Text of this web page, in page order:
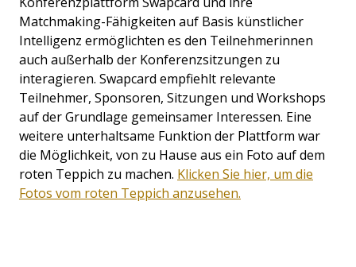
Matchmaking-Fähigkeiten auf Basis künstlicher
Intelligenz ermöglichten es den Teilnehmerinnen
auch außerhalb der Konferenzsitzungen zu
interagieren. Swapcard empfiehlt relevante
Teilnehmer, Sponsoren, Sitzungen und Workshops
auf der Grundlage gemeinsamer Interessen. Eine
weitere unterhaltsame Funktion der Plattform war
die Möglichkeit, von zu Hause aus ein Foto auf dem
roten Teppich zu machen. Klicken Sie hier, um die
Fotos vom roten Teppich anzusehen.